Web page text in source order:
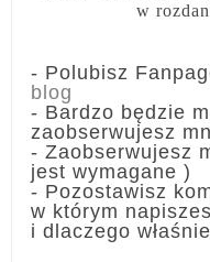
w
- Polubisz
blog
- Bardzo będzie
zaobserwujesz
- Zaobserwujesz
jest wymagane )
- Pozostawisz
w którym
i dlaczego